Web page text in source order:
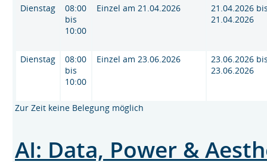
Dienstag
08:00
bis
10:00
Einzel am 21.04.2026
21.04.2026
21.04.2026
Dienstag
08:00
bis
10:00
Einzel am 23.06.2026
23.06.2026
23.06.2026
Zur Zeit keine Belegung möglich
AI: Data, Power &